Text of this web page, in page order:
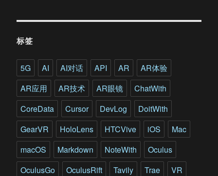
款
8K
VR
头
是
否
名
副
其
实?
标签
5G AI AI对话 API AR
AR体验
AR应用
AR技术 AR眼镜
ChatWith
CoreData
Cursor DevLog
DoitWith
GearVR
HoloLens HTCVive iOS
Mac
macOS
Markdown NoteWith
Oculus
OculusGo
OculusRift Tavily Trae
VR